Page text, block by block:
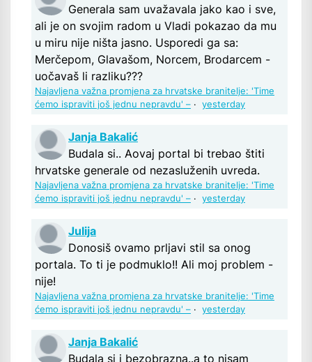
Generala sam uvažavala jako kao i sve,
ali je on svojim radom u Vladi pokazao da mu
u miru nije ništa jasno. Usporedi ga sa:
Merčepom, Glavašom, Norcem, Brodarcem -
uočavaš li razliku???
Najavljena važna promjena za hrvatske branitelje: 'Time
ćemo ispraviti još jednu nepravdu' – · yesterday
Janja Bakalić
Budala si.. Aovaj portal bi trebao štiti
hrvatske generale od nezasluženih uvreda.
Najavljena važna promjena za hrvatske branitelje: 'Time
ćemo ispraviti još jednu nepravdu' – · yesterday
Julija
Donosiš ovamo prljavi stil sa onog
portala. To ti je podmuklo!! Ali moj problem -
nije!
Najavljena važna promjena za hrvatske branitelje: 'Time
ćemo ispraviti još jednu nepravdu' – · yesterday
Janja Bakalić
Budala si i bezobrazna..a to nisam